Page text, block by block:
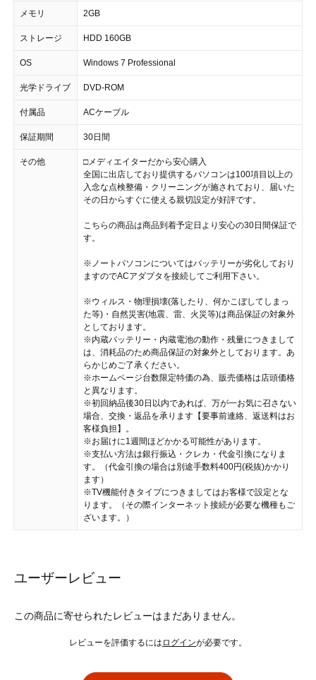
メモリ 2GB
ストレージ HDD 160GB
OS Windows 7 Professional
光学ドライブ DVD-ROM
付属品 ACケーブル
保証期間 30日間
その他
□メディエイターだから安心購入
全国に出店しており提供するパソコンは100項目以上の
入念な点検整備・クリーニングが施されており、届いた
その日からすぐに使える親切設定が好評です。
こちらの商品は商品到着予定日より安心の30日間保証で
す。
※ノートパソコンについてはバッテリーが劣化しており
ますのでACアダプタを接続してご利用下さい。
※ウィルス・物理損壊(落したり、何かこぼしてしまっ
た等)・自然災害(地震、雷、火災等)は商品保証の対象外
としております。
※内蔵バッテリー・内蔵電池の動作・残量につきまして
は、消耗品のため商品保証の対象外としております。あ
らかじめご了承ください。
※ホームページ台数限定特価の為、販売価格は店頭価格
と異なります。
※初回納品後30日以内であれば、万が一お気に召さない
場合、交換・返品を承ります【要事前連絡、返送料はお
客様負担】。
※お届けに1週間ほどかかる可能性があります。
※支払い方法は銀行振込・クレカ・代金引換になりま
す。（代金引換の場合は別途手数料400円(税抜)かかり
ます）
※TV機能付きタイプにつきましてはお客様で設定とな
ります。（その際インターネット接続が必要な機種もご
ざいます。）
ユーザーレビュー
この商品に寄せられたレビューはまだありません。
レビューを評価するには ログインが必要です。